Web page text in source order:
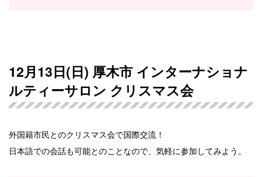
12月13日(日) 厚木市 インターナショナ
ルティーサロン クリスマス会
外国籍市民とのクリスマス会で国際交流！
日本語での会話も可能とのことなので、気軽に参加してみよう。